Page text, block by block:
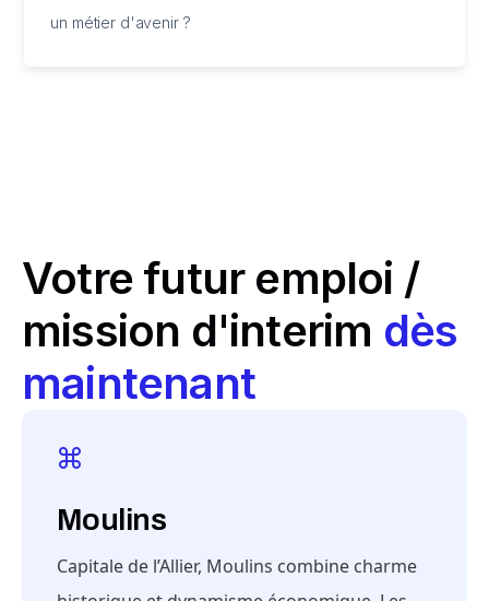
un métier d'avenir ?
Votre futur emploi /
mission d'interim dès
maintenant
Moulins
Capitale de l’Allier, Moulins combine charme